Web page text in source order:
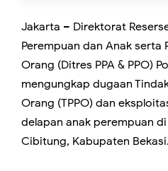
Jakarta – Direktorat
Perempuan dan Anak serta
Orang (Ditres PPA & PPO)
mengungkap dugaan
Orang (TPPO) dan
delapan anak perempuan
Cibitung, Kabupaten Bekasi.